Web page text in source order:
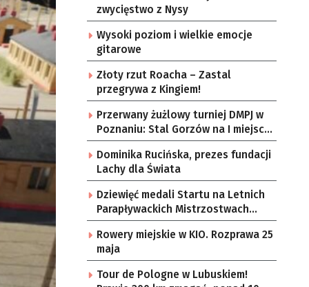
zwycięstwo z Nysy
Wysoki poziom i wielkie emocje
gitarowe
Złoty rzut Roacha – Zastal
przegrywa z Kingiem!
Przerwany żużlowy turniej DMPJ w
Poznaniu: Stal Gorzów na I miejscu,
a Falubaz trzeci
Dominika Rucińska, prezes fundacji
Lachy dla Świata
Dziewięć medali Startu na Letnich
Parapływackich Mistrzostwach
Polski Juniorów
Rowery miejskie w KIO. Rozprawa 25
maja
Tour de Pologne w Lubuskiem!